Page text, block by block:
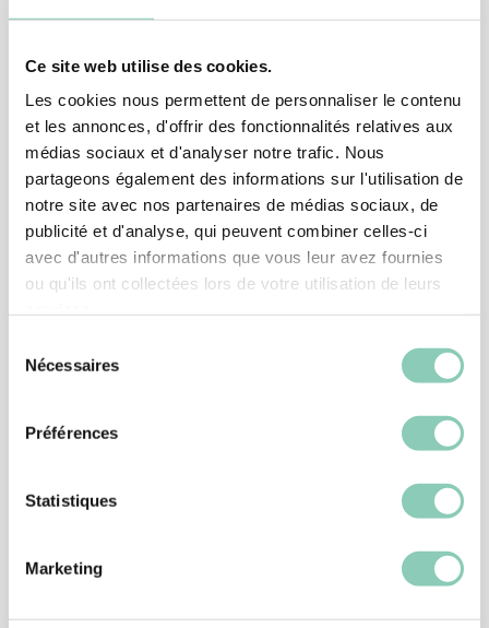
Ce site web utilise des cookies.
Les cookies nous permettent de personnaliser le contenu
et les annonces, d'offrir des fonctionnalités relatives aux
médias sociaux et d'analyser notre trafic. Nous
partageons également des informations sur l'utilisation de
notre site avec nos partenaires de médias sociaux, de
publicité et d'analyse, qui peuvent combiner celles-ci
avec d'autres informations que vous leur avez fournies
ou qu'ils ont collectées lors de votre utilisation de leurs
Nécessaires
Préférences
Statistiques
Marketing
Verknüpfte Produkte
STIEFELETTE OREGON